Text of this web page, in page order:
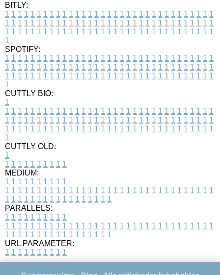
BITLY:
1 1 1 1 1 1 1 1 1 1 1 1 1 1 1 1 1 1 1 1 1 1 1 1 1 1 1 1 1 1 1 1 1
1 1 1 1 1 1 1 1 1 1 1 1 1 1 1 1 1 1 1 1 1 1 1 1 1 1 1 1 1 1 1 1 1
1 1 1 1 1 1 1 1 1 1 1 1 1 1 1 1 1 1 1 1 1 1 1 1 1 1 1 1 1 1 1 1 1
1
SPOTIFY:
1 1 1 1 1 1 1 1 1 1 1 1 1 1 1 1 1 1 1 1 1 1 1 1 1 1 1 1 1 1 1 1 1
1 1 1 1 1 1 1 1 1 1 1 1 1 1 1 1 1 1 1 1 1 1 1 1 1 1 1 1 1 1 1 1 1
1 1 1 1 1 1 1 1 1 1 1 1 1 1 1 1 1 1 1 1 1 1 1 1 1 1 1 1 1 1 1 1 1
1
CUTTLY BIO:
1
1 1 1 1 1 1 1 1 1 1 1 1 1 1 1 1 1 1 1 1 1 1 1 1 1 1 1 1 1 1 1 1 1
1 1 1 1 1 1 1 1 1 1 1 1 1 1 1 1 1 1 1 1 1 1 1 1 1 1 1 1 1 1 1 1 1
1 1 1 1 1 1 1 1 1 1 1 1 1 1 1 1 1 1 1 1 1 1 1 1 1 1 1 1 1 1 1 1 1
1
CUTTLY OLD:
1
1 1 1 1 1 1 1 1 1 1
MEDIUM:
1 1 1 1 1 1 1 1 1 1
1 1 1 1 1 1 1 1 1 1 1 1 1 1 1 1 1 1 1 1 1 1 1 1 1 1 1 1 1 1 1 1 1
1 1 1 1 1 1 1 1 1 1 1 1 1 1 1 1 1
PARALLELS:
1 1 1 1 1 1 1 1 1 1
1 1 1 1 1 1 1 1 1 1 1 1 1 1 1 1 1 1 1 1 1 1 1 1 1 1 1 1 1 1 1 1 1
1 1 1 1 1 1 1 1 1 1 1 1 1 1 1 1 1
URL PARAMETER:
1 1 1 1 1 1 1 1 1 1